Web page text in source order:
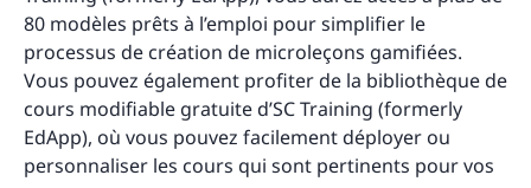
80 modèles prêts à l’emploi pour simplifier le
processus de création de microleçons gamifiées.
Vous pouvez également profiter de la bibliothèque de
cours modifiable gratuite d’SC Training (formerly
EdApp), où vous pouvez facilement déployer ou
personnaliser les cours qui sont pertinents pour vos